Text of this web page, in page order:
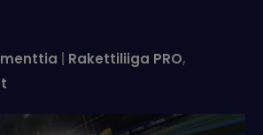
Rakettiliiga PRO,